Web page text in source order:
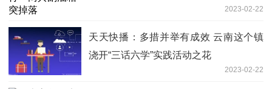
2023-02-22
天天快播：多措并举有成效 云南这个镇
浇开“三话六学”实践活动之花
2023-02-22